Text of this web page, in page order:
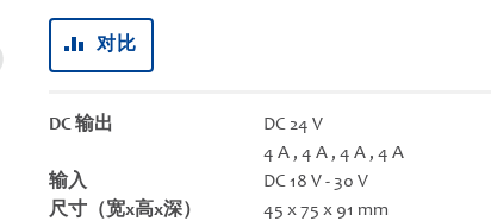
对比
DC 输出
DC 24 V
4 A , 4 A , 4 A , 4 A
输入
DC 18 V - 30 V
尺寸（宽x高x深）
45 x 75 x 91 mm